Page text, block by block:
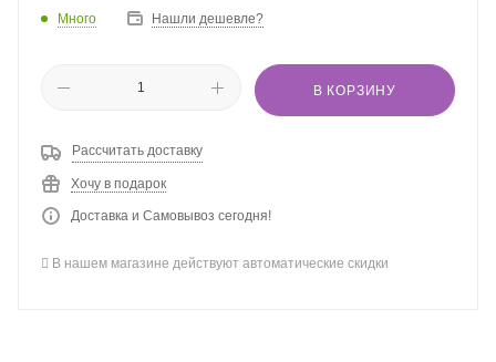
Много Нашли дешевле?
В КОРЗИНУ
Рассчитать доставку
Хочу в подарок
Доставка и Самовывоз сегодня!
В нашем магазине действуют автоматические скидки